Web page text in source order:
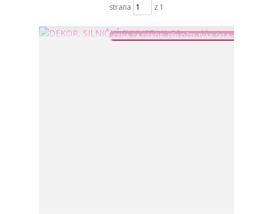
strana
z 1
CENA ZA DEKOR, PŘILOŽTE TVAR SKLA